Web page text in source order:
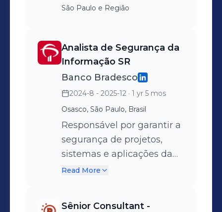
São Paulo e Região
Analista de Segurança da
Informação SR
Banco Bradesco
2024-8 - 2025-12 · 1 yr 5 mos
Osasco, São Paulo, Brasil
Responsável por garantir a
segurança de projetos,
sistemas e aplicações da
organização.
Read More
Sênior Consultant -